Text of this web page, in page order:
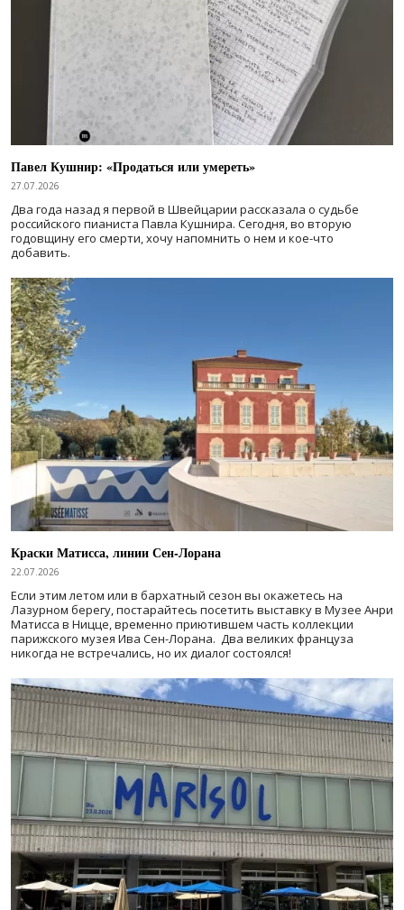
Павел Кушнир: «Продаться или умереть»
27.07.2026
Два года назад я первой в Швейцарии рассказала о судьбе
российского пианиста Павла Кушнира. Сегодня, во вторую
годовщину его смерти, хочу напомнить о нем и кое-что
добавить.
Краски Матисса, линии Сен-Лорана
22.07.2026
Если этим летом или в бархатный сезон вы окажетесь на
Лазурном берегу, постарайтесь посетить выставку в Музее Анри
Матисса в Ницце, временно приютившем часть коллекции
парижского музея Ива Сен-Лорана. Два великих француза
никогда не встречались, но их диалог состоялся!